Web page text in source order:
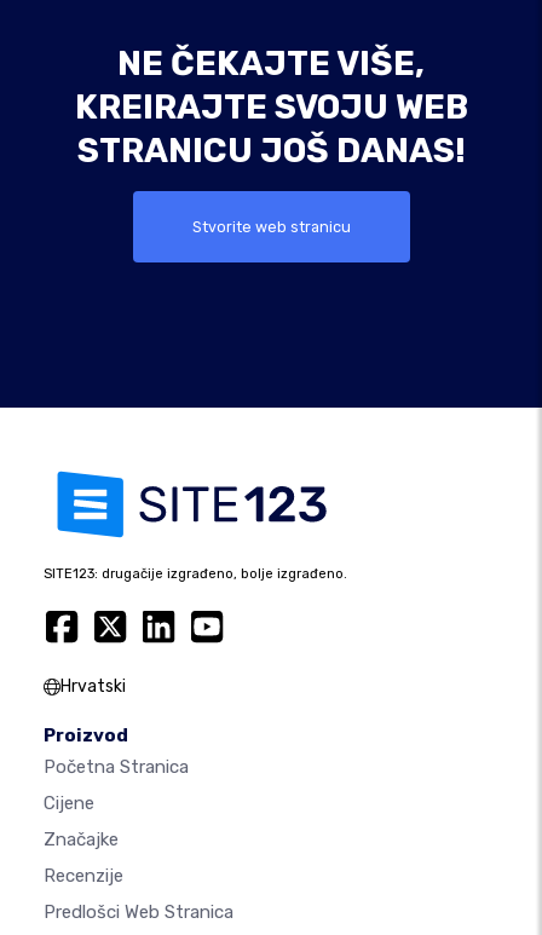
NE ČEKAJTE VIŠE,
KREIRAJTE SVOJU WEB
STRANICU JOŠ DANAS!
Stvorite web stranicu
SITE123: drugačije izgrađeno, bolje izgrađeno.
Hrvatski
Proizvod
Početna Stranica
Cijene
Značajke
Recenzije
Predlošci Web Stranica